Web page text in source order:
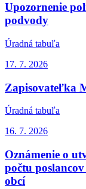
Upozornenie
podvody
Úradná tabuľa
17. 7. 2026
Zapisovateľka
Úradná tabuľa
16. 7. 2026
Oznámenie o
počtu
obcí